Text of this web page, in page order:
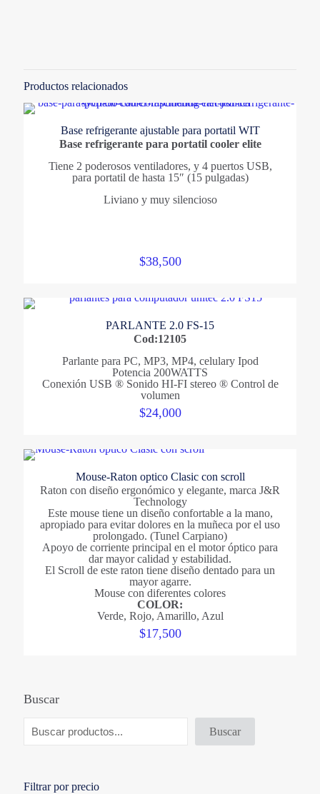
Accesorios,Sistemas
Productos relacionados
Base refrigerante ajustable para portatil WIT
Base refrigerante para portatil cooler elite
Tiene 2 poderosos ventiladores, y 4 puertos USB,
para portatil de hasta 15″ (15 pulgadas)
Liviano y muy silencioso
$38,500
PARLANTE 2.0 FS-15
Cod:12105
Parlante para PC, MP3, MP4, celulary Ipod
Potencia 200WATTS
Conexión USB ® Sonido HI-FI stereo ® Control de
volumen
$24,000
Mouse-Raton optico Clasic con scroll
Raton con diseño ergonómico y elegante, marca J&R
Technology
Este mouse tiene un diseño confortable a la mano,
apropiado para evitar dolores en la muñeca por el uso
prolongado. (Tunel Carpiano)
Apoyo de corriente principal en el motor óptico para
dar mayor calidad y estabilidad.
El Scroll de este raton tiene diseño dentado para un
mayor agarre.
Mouse con diferentes colores
COLOR:
Verde, Rojo, Amarillo, Azul
$17,500
Buscar
Buscar
Filtrar por precio